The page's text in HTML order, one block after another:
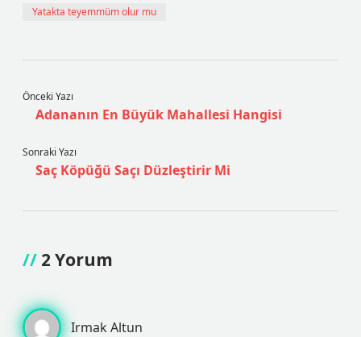
Yatakta teyemmüm olur mu
Önceki Yazı
Adananın En Büyük Mahallesi Hangisi
Sonraki Yazı
Saç Köpüğü Saçı Düzleştirir Mi
2 Yorum
Irmak Altun